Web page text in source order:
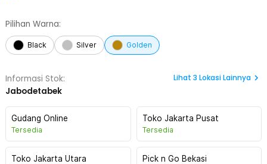
Pilihan Warna:
Black Silver Golden
Informasi Stok:
Jabodetabek
Lihat 3 Lokasi Lainnya
Gudang Online
Tersedia
Toko Jakarta Pusat
Tersedia
Toko Jakarta Utara Pick n Go Bekasi